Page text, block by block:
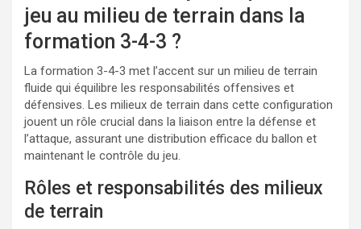
jeu au milieu de terrain dans la
formation 3-4-3 ?
La formation 3-4-3 met l’accent sur un milieu de terrain
fluide qui équilibre les responsabilités offensives et
défensives. Les milieux de terrain dans cette configuration
jouent un rôle crucial dans la liaison entre la défense et
l’attaque, assurant une distribution efficace du ballon et
maintenant le contrôle du jeu.
Rôles et responsabilités des milieux
de terrain